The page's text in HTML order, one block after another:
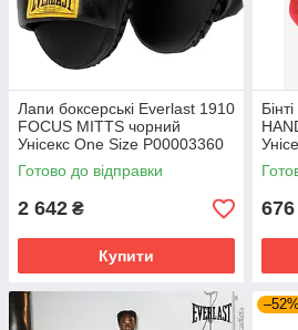
Лапи боксерські Everlast 1910
FOCUS MITTS чорний
Унісекс One Size P00003360
Готово до відправки
2 642 ₴
Купити
676
–52%